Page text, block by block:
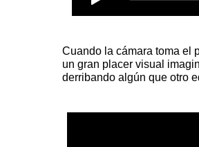
Cuando la cámara toma el
un gran placer visual
derribando algún que otro